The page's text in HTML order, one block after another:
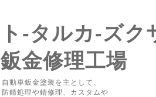
ト-タルカ-
鈑金修理工場
自動車鈑金塗装を主として、
防錆処理や錆修理、カスタムや